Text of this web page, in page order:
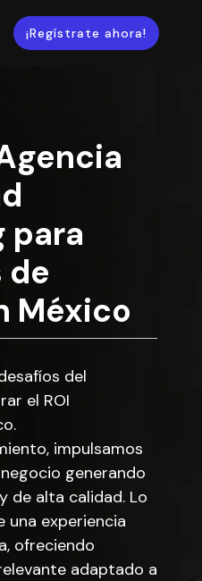
¡Regístrate ahora!
para
de
México
del
el ROI
impulsamos
generando
de alta calidad. Lo
una experiencia
ofreciendo
adaptado a